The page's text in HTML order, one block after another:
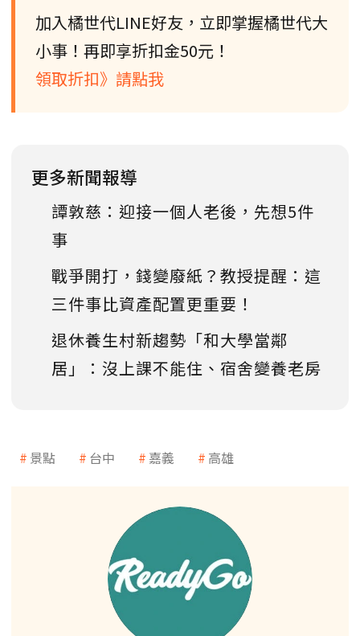
加入橘世代LINE好友，立即掌握橘世代大
小事！再即享折扣金50元！
領取折扣》請點我
更多新聞報導
譚敦慈：迎接一個人老後，先想5件
事
戰爭開打，錢變廢紙？教授提醒：這
三件事比資產配置更重要！
退休養生村新趨勢「和大學當鄰
居」：沒上課不能住、宿舍變養老房
景點 台中 嘉義 高雄